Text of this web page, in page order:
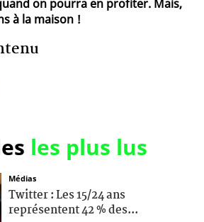
on pourra en profiter. Mais,
à la maison !
les plus lus
Médias
Twitter : Les 15/24 ans
représentent 42 % des...